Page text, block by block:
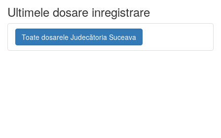
Ultimele dosare inregistrare
Toate dosarele Judecătoria Suceava